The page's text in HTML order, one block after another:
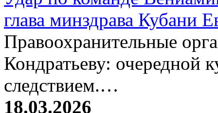
глава минздрава Кубани
Правоохранительные
Кондратьеву: очередной
следствием.…
18.03.2026